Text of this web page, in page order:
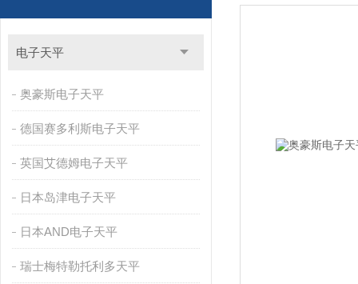
电子天平
奥豪斯电子天平
德国赛多利斯电子天平
英国艾德姆电子天平
日本岛津电子天平
日本AND电子天平
瑞士梅特勒托利多天平